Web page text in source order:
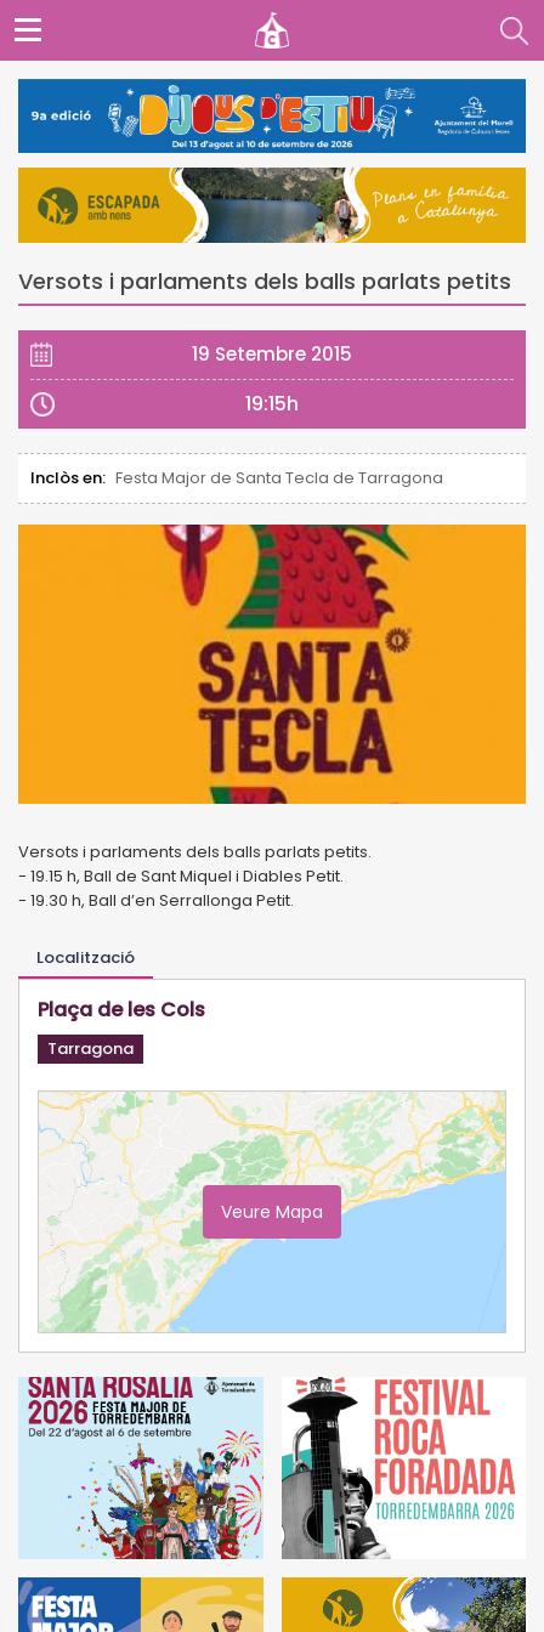
Versots i parlaments dels balls parlats petits
19 Setembre 2015
19:15h
Inclòs en: Festa Major de Santa Tecla de Tarragona
Versots i parlaments dels balls parlats petits.
- 19.15 h, Ball de Sant Miquel i Diables Petit.
- 19.30 h, Ball d’en Serrallonga Petit.
Localització
Plaça de les Cols
Tarragona
Veure Mapa